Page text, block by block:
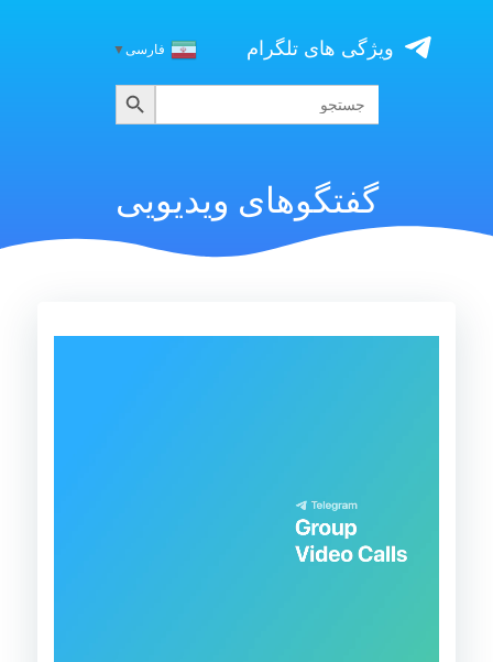
content
ویژگی های تلگرام فارسی▼
جستجو
برای:
جستجو
گفتگوهای ویدیویی